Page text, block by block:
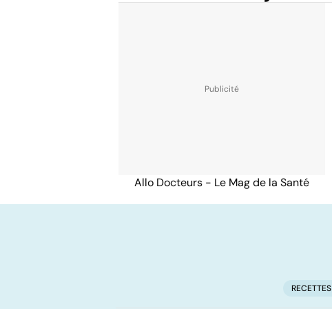
Allo Docteurs - Le Mag de la Santé
RECETTES